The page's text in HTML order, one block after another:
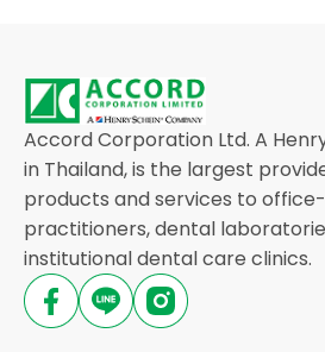
Accord Corporation Ltd. A
in Thailand, is the largest
products and services to
practitioners, dental
institutional dental care clinics.